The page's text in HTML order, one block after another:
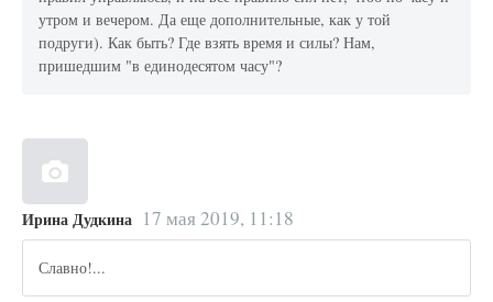
утром и вечером. Да еще дополнительные, как у той
подруги). Как быть? Где взять время и силы? Нам,
пришедшим "в единодесятом часу"?
Ирина Дудкина 17 мая 2019, 11:18
Славно!...